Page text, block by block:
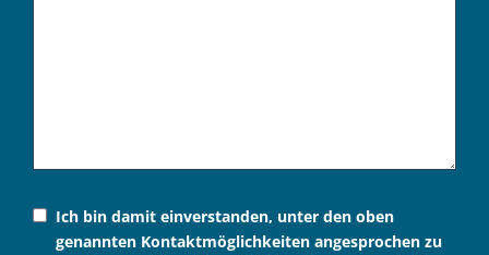
Ich bin damit einverstanden, unter den oben
genannten Kontaktmöglichkeiten angesprochen zu